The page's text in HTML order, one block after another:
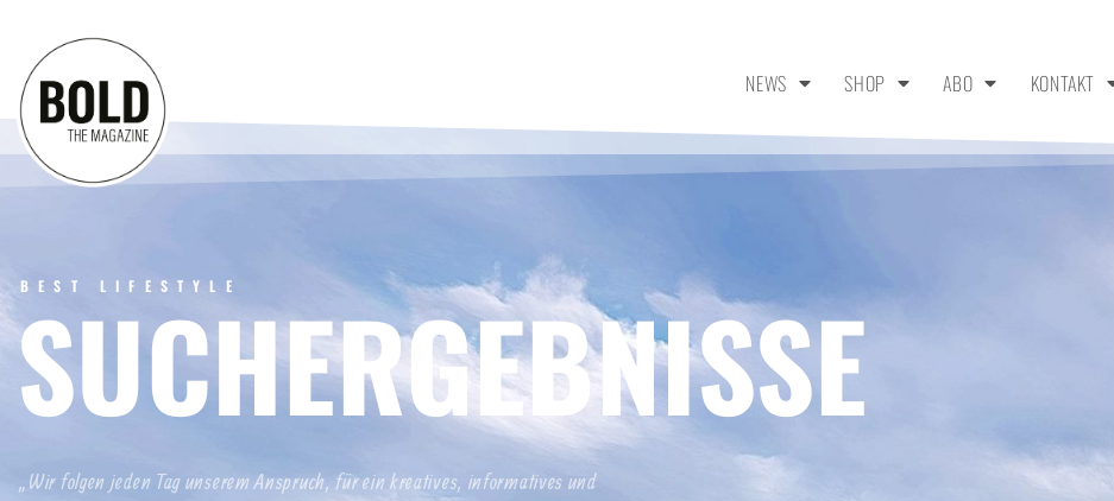
NEWS SHOP ABO KONTAKT
BEST LIFESTYLE
SUCHERGEBNISSE
„Wir folgen jeden Tag unserem Anspruch, für ein kreatives, informatives und